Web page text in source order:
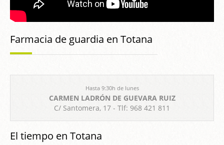
Farmacia de guardia en Totana
Hasta 9:30h de lunes
CARMEN LADRÓN DE GUEVARA RUIZ
C/ Santomera, 17 - Tlf: 968 421 811
El tiempo en Totana